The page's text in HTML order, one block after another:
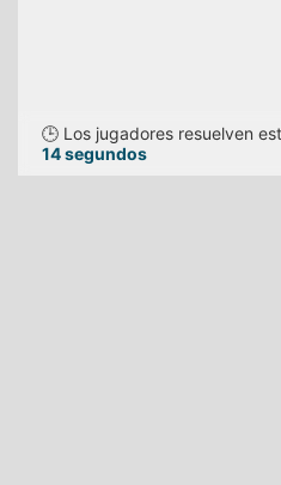
🕒 Los jugadores resuelven
14 segundos